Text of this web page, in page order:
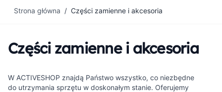
Strona główna / Części zamienne i akcesoria
Części zamienne i akcesoria
W ACTIVESHOP znajdą Państwo wszystko, co niezbędne
do utrzymania sprzętu w doskonałym stanie. Oferujemy